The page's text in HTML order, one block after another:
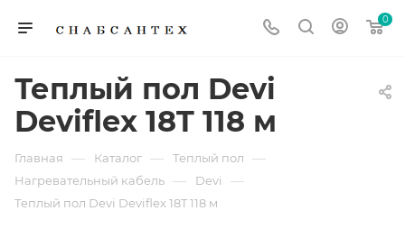
0
Теплый пол Devi
Deviflex 18T 118 м
Главная — Каталог — Теплый пол —
Нагревательный кабель — Devi —
Теплый пол Devi Deviflex 18T 118 м